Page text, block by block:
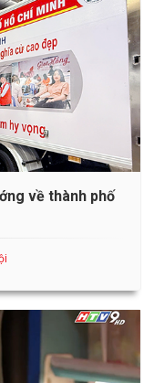
về thành phố